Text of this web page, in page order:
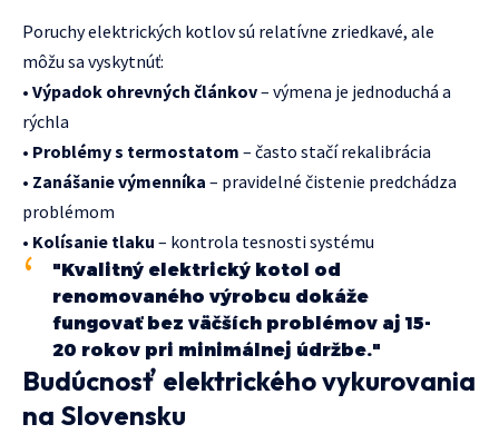
Poruchy elektrických kotlov sú relatívne zriedkavé, ale
môžu sa vyskytnúť:
• Výpadok ohrevných článkov– výmena je jednoduchá a
rýchla
• Problémy s termostatom – často stačí rekalibrácia
• Zanášanie výmenníka – pravidelné čistenie predchádza
problémom
• Kolísanie tlaku – kontrola tesnosti systému
"Kvalitný elektrický kotol od
renomovaného výrobcu dokáže
fungovať bez väčších problémov aj 15-
20 rokov pri minimálnej údržbe."
Budúcnosť elektrického vykurovania
na Slovensku